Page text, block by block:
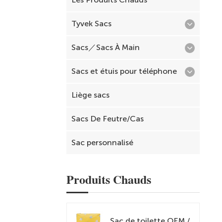
Tyvek Sacs
Sacs／Sacs À Main
Sacs et étuis pour téléphone
Liège sacs
Sacs De Feutre/Cas
Sac personnalisé
Produits Chauds